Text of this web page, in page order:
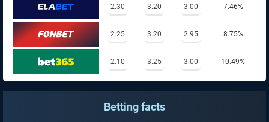
2.30 3.20 3.00 7.46%
2.25 3.20 2.95 8.75%
2.10 3.25 3.00 10.49%
Betting facts